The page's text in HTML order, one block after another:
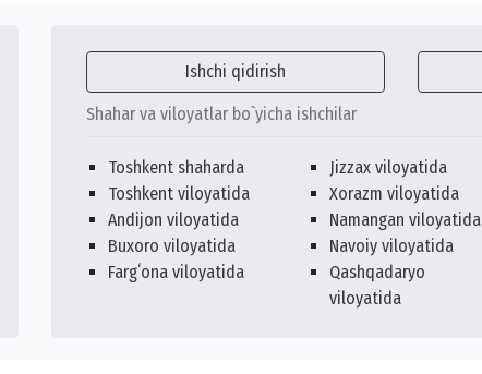
Ishchi qidirish
Shahar va viloyatlar bo`yicha ishchilar
Toshkent shaharda
Toshkent viloyatida
Andijon viloyatida
Buxoro viloyatida
Fargʻona viloyatida
Jizzax viloyatida
Xorazm viloyatida
Namangan viloyatida
Navoiy viloyatida
Qashqadaryo
viloyatida